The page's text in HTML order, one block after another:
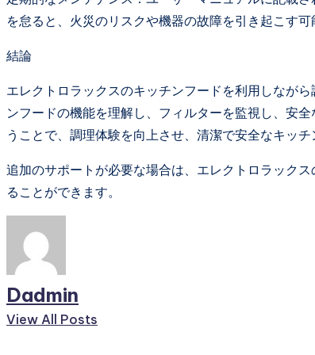
を怠ると、火災のリスクや機器の故障を引き起こす可
結論
エレクトロラックスのキッチンフードを利用しなが
ンフードの機能を理解し、フィルターを監視し、安
うことで、調理体験を向上させ、清潔で安全なキッチ
追加のサポートが必要な場合は、エレクトロラック
ることができます。
Dadmin
View All Posts